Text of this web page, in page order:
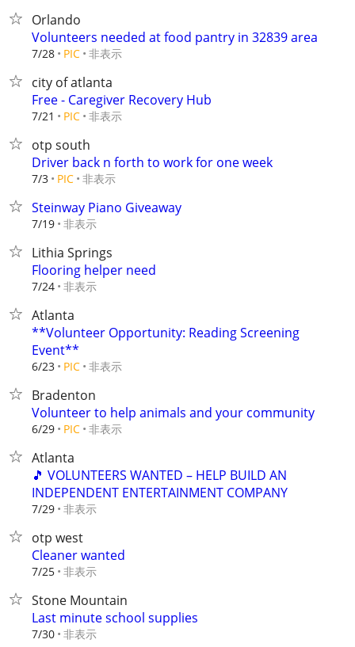
Orlando
Volunteers needed at food pantry in 32839 area
7/28 PIC 非表示
city of atlanta
Free - Caregiver Recovery Hub
7/21 PIC 非表示
otp south
Driver back n forth to work for one week
7/3 PIC 非表示
Steinway Piano Giveaway
7/19 非表示
Lithia Springs
Flooring helper need
7/24 非表示
Atlanta
**Volunteer Opportunity: Reading Screening
Event**
6/23 PIC 非表示
Bradenton
Volunteer to help animals and your community
6/29 PIC 非表示
Atlanta
🎵 VOLUNTEERS WANTED – HELP BUILD AN
INDEPENDENT ENTERTAINMENT COMPANY
7/29 非表示
otp west
Cleaner wanted
7/25 非表示
Stone Mountain
Last minute school supplies
7/30 非表示